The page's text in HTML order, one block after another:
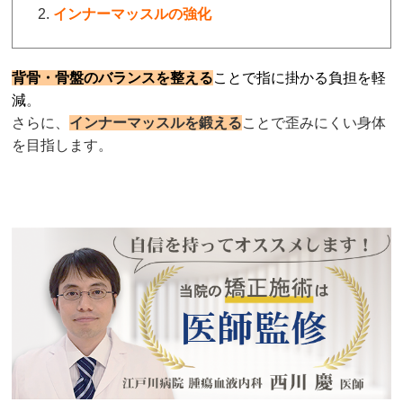
インナーマッスルの強化
背骨・骨盤のバランスを整えることで指に掛かる負担を軽
減。
さらに、 インナーマッスルを鍛えることで歪みにくい身体
を目指します。